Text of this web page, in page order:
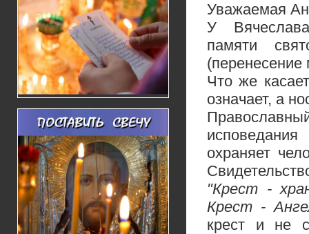
Уважаемая
У
памяти
Что же
означает, а
охраняет
"Крест -
Крест -
крест и не